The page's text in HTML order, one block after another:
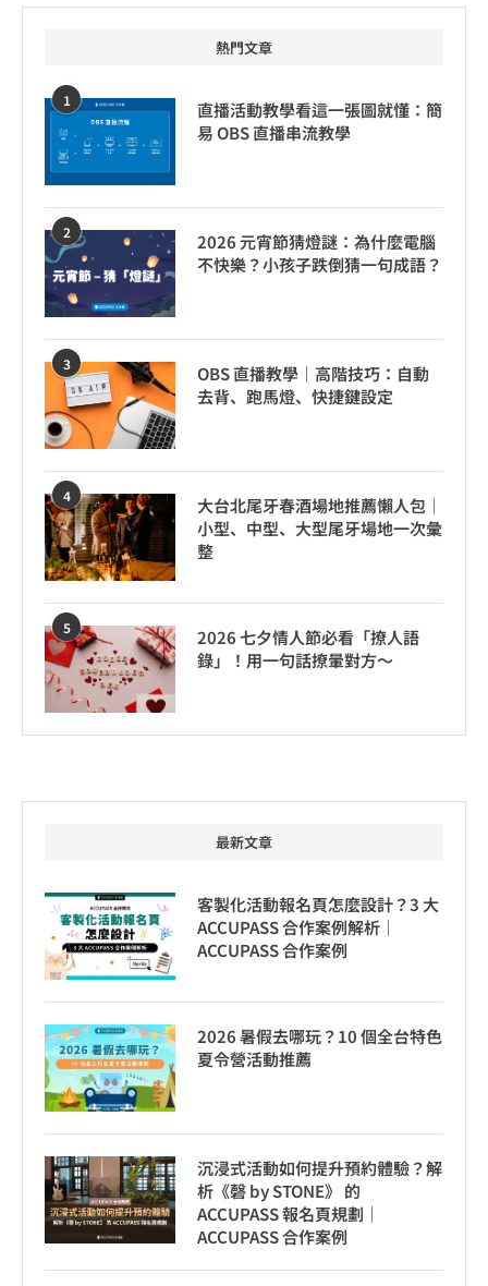
熱門文章
1
直播活動教學看這一張圖就懂：簡
易 OBS 直播串流教學
2
2026 元宵節猜燈謎：為什麼電腦
不快樂？小孩子跌倒猜一句成語？
3
OBS 直播教學｜高階技巧：自動
去背、跑馬燈、快捷鍵設定
4
大台北尾牙春酒場地推薦懶人包｜
小型、中型、大型尾牙場地一次彙
整
5
2026 七夕情人節必看「撩人語
錄」！用一句話撩暈對方～
最新文章
客製化活動報名頁怎麼設計？3 大
ACCUPASS 合作案例解析｜
ACCUPASS 合作案例
2026 暑假去哪玩？10 個全台特色
夏令營活動推薦
沉浸式活動如何提升預約體驗？解
析《磬 by STONE》 的
ACCUPASS 報名頁規劃｜
ACCUPASS 合作案例